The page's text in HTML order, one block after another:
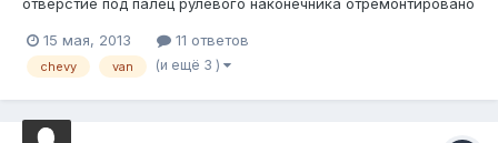
избежать, так как он и тяжелый, да и подобрать подходящий
на рокавто у меня не получается. А вот б/у в живом
15 мая, 2013 11 ответов
chevy van (и ещё 3 )